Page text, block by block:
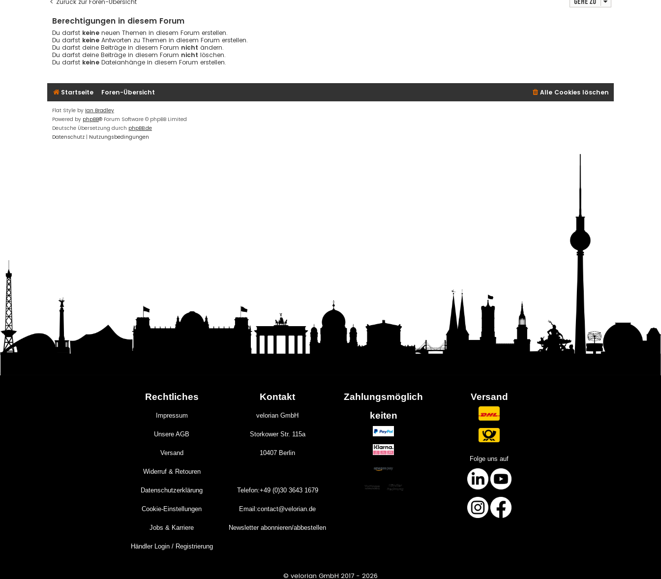
Berechtigungen in diesem Forum
Du darfst keine neuen Themen in diesem Forum erstellen.
Du darfst keine Antworten zu Themen in diesem Forum erstellen.
Du darfst deine Beiträge in diesem Forum nicht ändern.
Du darfst deine Beiträge in diesem Forum nicht löschen.
Du darfst keine Dateianhänge in diesem Forum erstellen.
Startseite Foren-Übersicht Alle Cookies löschen
Flat Style by Ian Bradley
Powered by phpBB® Forum Software © phpBB Limited
Deutsche Übersetzung durch phpBB.de
Datenschutz | Nutzungsbedingungen
Rechtliches
Impressum
Unsere AGB
Versand
Widerruf & Retouren
Datenschutzerklärung
Cookie-Einstellungen
Jobs & Karriere
Händler Login / Registrierung
Kontakt
velorian GmbH
Storkower Str. 115a
10407 Berlin
Telefon:+49 (0)3036431679
Email:contact@velorian.de
Newsletter abonnieren/abbestellen
Zahlungsmöglich
keiten
Versand
Folge uns auf
© velorian GmbH 2017 - 2026